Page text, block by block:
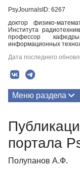
PsyJournalsID: 6267
доктор физико-
Института
профессор
информационных
Дата последнего
Меню раздела
портала
Полупанов А.Ф.